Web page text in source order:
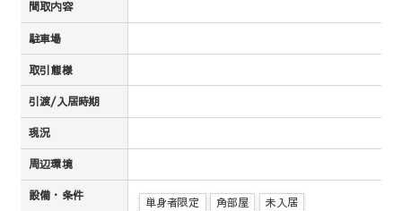
間取内容
駐車場
取引態様
引渡/入居時期
現況
周辺環境
設備・条件 単身者限定 角部屋
未入居